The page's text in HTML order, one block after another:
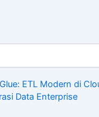
ETL Modern di
Data Enterprise